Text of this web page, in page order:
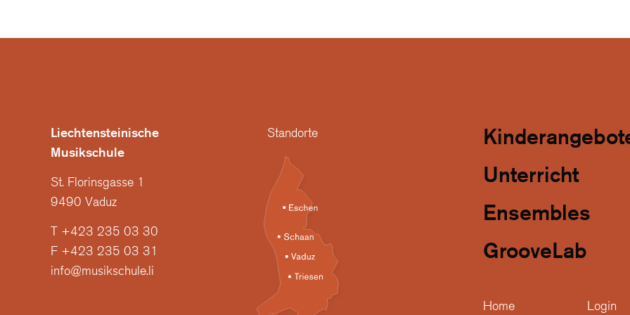
Liechtensteinische
Musikschule
St. Florinsgasse 1
9490 Vaduz
T +423 235 03 30
F +423 235 03 31
info@musikschule.li
Standorte
Unterricht
Ensembles
GrooveLab
Home Login